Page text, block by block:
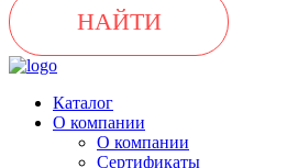
НАЙТИ
Каталог
О компании
О компании
Сертификаты